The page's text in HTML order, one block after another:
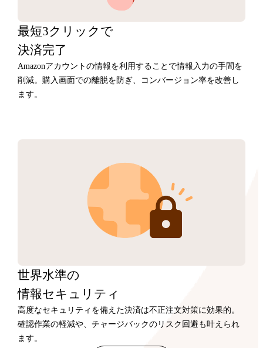
最短3クリックで
決済完了
Amazonアカウントの情報を利用することで情報入力の手間を
削減。購入画面での離脱を防ぎ、コンバージョン率を改善し
ます。
世界水準の
情報セキュリティ
高度なセキュリティを備えた決済は不正注文対策に効果的。
確認作業の軽減や、チャージバックのリスク回避も叶えられ
ます。